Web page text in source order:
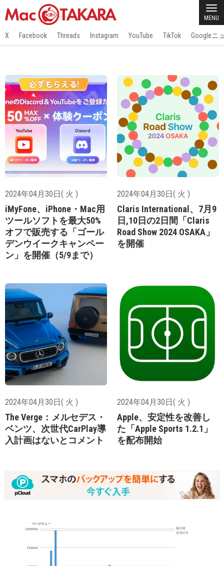
MENU
X Facebook Threads Instagram YouTube TikTok Googleニ
2024年04月30日( 火 )
iMyFone、iPhone・Mac用
ツールソフトを最大50%
オフで販売する「ゴール
デンウイークキャンペー
ン」を開催（5/9まで）
2024年04月30日( 火 )
Claris International、7月9
日,10日の2日間「Claris
Road Show 2024 OSAKA」
を開催
2024年04月30日( 火 )
The Verge：メルセデス・
ベンツ、次世代CarPlay導
入計画はないとコメント
2024年04月30日( 火 )
Apple、安定性を改善し
た「Apple Sports 1.2.1」
を配布開始